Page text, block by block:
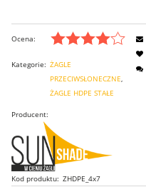
Ocena:
Kategorie: ŻAGLE
PRZECIWSŁONECZNE
ŻAGLE HDPE STAŁE
Producent:
Kod produktu: ZHDPE_4x7